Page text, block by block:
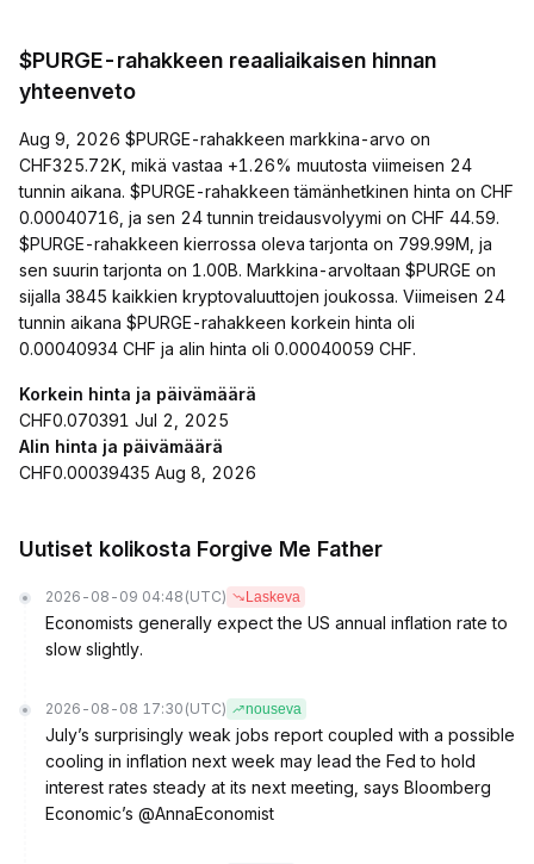
$PURGE-rahakkeen reaaliaikaisen hinnan
yhteenveto
Aug 9, 2026 $PURGE-rahakkeen markkina-arvo on
CHF325.72K, mikä vastaa +1.26% muutosta viimeisen 24
tunnin aikana. $PURGE-rahakkeen tämänhetkinen hinta on CHF
0.00040716, ja sen 24 tunnin treidausvolyymi on CHF 44.59.
$PURGE-rahakkeen kierrossa oleva tarjonta on 799.99M, ja
sen suurin tarjonta on 1.00B. Markkina-arvoltaan $PURGE on
sijalla 3845 kaikkien kryptovaluuttojen joukossa. Viimeisen 24
tunnin aikana $PURGE-rahakkeen korkein hinta oli
0.00040934 CHF ja alin hinta oli 0.00040059 CHF.
Korkein hinta ja päivämäärä
CHF0.070391 Jul 2, 2025
Alin hinta ja päivämäärä
CHF0.00039435 Aug 8, 2026
Uutiset kolikosta Forgive Me Father
2026-08-09 04:48 (UTC) Laskeva
Economists generally expect the US annual inflation rate to
slow slightly.
2026-08-08 17:30 (UTC) nouseva
July’s surprisingly weak jobs report coupled with a possible
cooling in inflation next week may lead the Fed to hold
interest rates steady at its next meeting, says Bloomberg
Economic’s @AnnaEconomist